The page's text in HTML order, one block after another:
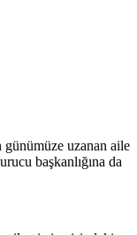
günümüze uzanan aile
başkanlığına da